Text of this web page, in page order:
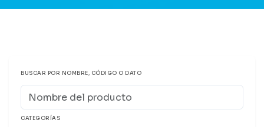
BUSCAR POR NOMBRE, CÓDIGO O DATO
CATEGORÍAS